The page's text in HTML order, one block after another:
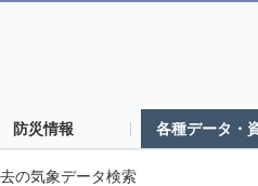
防災情報 各種データ・
の気象データ検索